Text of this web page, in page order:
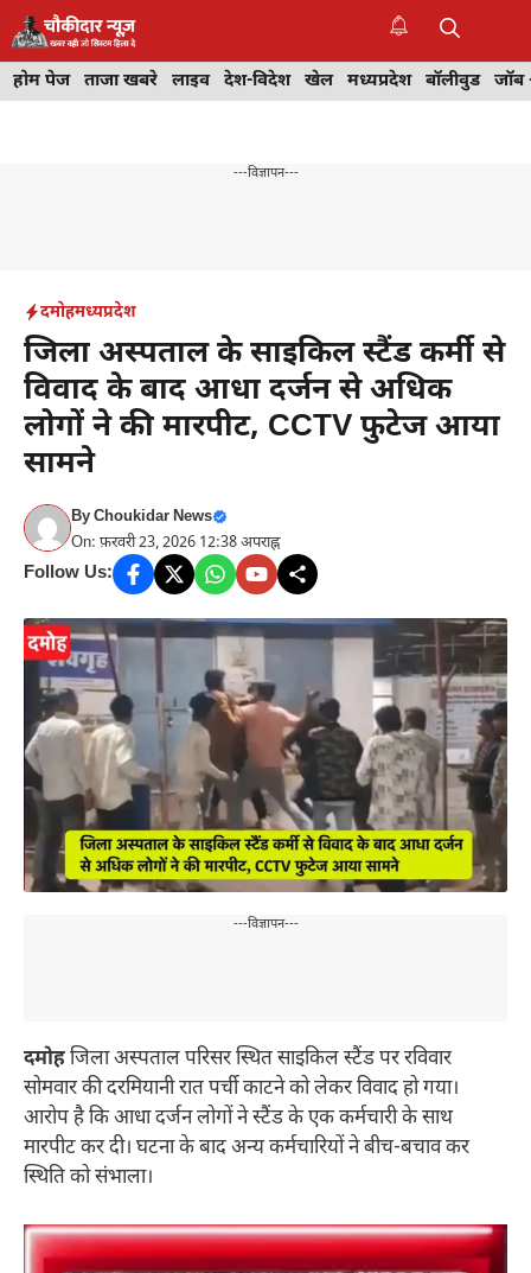
Skip
to
content
होम पेज ताजा खबरे लाइव देश-विदेश खेल मध्यप्रदेश बॉलीवुड
---विज्ञापन---
दमोहमध्यप्रदेश
जिला अस्पताल के साइकिल स्टैंड कर्मी से
विवाद के बाद आधा दर्जन से अधिक
लोगों ने की मारपीट, CCTV फुटेज आया
सामने
ByChoukidar News
On: फ़रवरी 23, 2026 12:38 अपराह्न
Follow Us:
---विज्ञापन---
दमोहजिला अस्पताल परिसर स्थित साइकिल स्टैंड पर रविवार
सोमवार की दरमियानी रात पर्ची काटने को लेकर विवाद हो गया।
आरोप है कि आधा दर्जन लोगों ने स्टैंड के एक कर्मचारी के साथ
मारपीट कर दी। घटना के बाद अन्य कर्मचारियों ने बीच-बचाव कर
स्थिति को संभाला।